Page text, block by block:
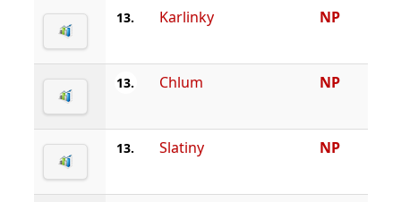
13. Karlinky NP
13. Chlum NP
13. Slatiny NP